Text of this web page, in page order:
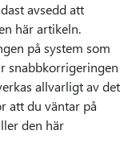
avsedd att
här artikeln.
på system som
snabbkorrigeringen
allvarligt av det
att du väntar på
den här